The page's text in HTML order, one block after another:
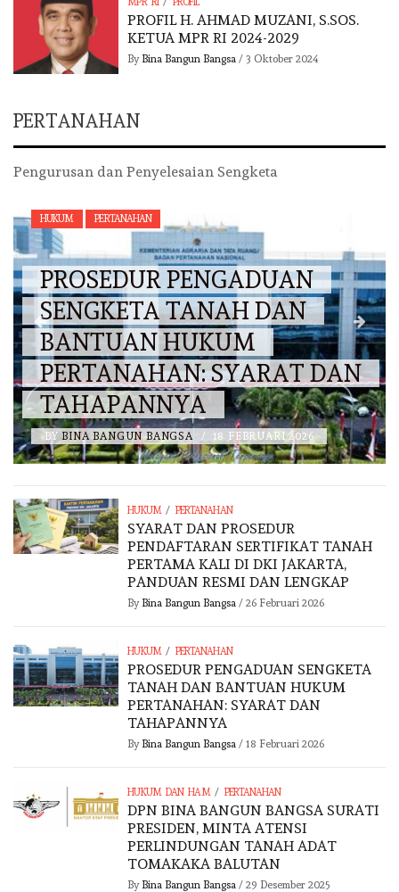
PROFIL H. AHMAD MUZANI, S.SOS.
KETUA MPR RI 2024-2029
By Bina Bangun Bangsa/ 3 Oktober 2024
PERTANAHAN
Pengurusan dan Penyelesaian Sengketa
HUKUM PERTANAHAN
PROSEDUR PENGADUAN
SENGKETA TANAH DAN
BANTUAN HUKUM
PERTANAHAN: SYARAT DAN
TAHAPANNYA
BY BINA BANGUN BANGSA / 18 FEBRUARI 2026
HUKUM / PERTANAHAN
SYARAT DAN PROSEDUR
PENDAFTARAN SERTIFIKAT TANAH
PERTAMA KALI DI DKI JAKARTA,
PANDUAN RESMI DAN LENGKAP
By Bina Bangun Bangsa / 26 Februari 2026
HUKUM / PERTANAHAN
PROSEDUR PENGADUAN SENGKETA
TANAH DAN BANTUAN HUKUM
PERTANAHAN: SYARAT DAN
TAHAPANNYA
By Bina Bangun Bangsa / 18 Februari 2026
HUKUM DAN HAM / PERTANAHAN
DPN BINA BANGUN BANGSA SURATI
PRESIDEN, MINTA ATENSI
PERLINDUNGAN TANAH ADAT
TOMAKAKA BALUTAN
By Bina Bangun Bangsa / 29 Desember 2025